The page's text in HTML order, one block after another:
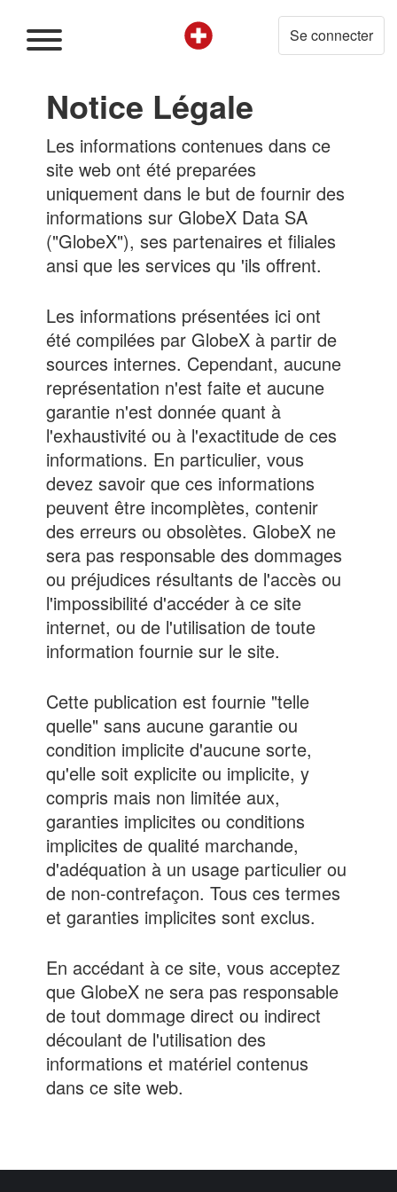
Se connecter
Notice Légale
Les informations contenues dans ce
site web ont été preparées
uniquement dans le but de fournir des
informations sur GlobeX Data SA
("GlobeX"), ses partenaires et filiales
ansi que les services qu 'ils offrent.
Les informations présentées ici ont
été compilées par GlobeX à partir de
sources internes. Cependant, aucune
représentation n'est faite et aucune
garantie n'est donnée quant à
l'exhaustivité ou à l'exactitude de ces
informations. En particulier, vous
devez savoir que ces informations
peuvent être incomplètes, contenir
des erreurs ou obsolètes. GlobeX ne
sera pas responsable des dommages
ou préjudices résultants de l'accès ou
l'impossibilité d'accéder à ce site
internet, ou de l'utilisation de toute
information fournie sur le site.
Cette publication est fournie "telle
quelle" sans aucune garantie ou
condition implicite d'aucune sorte,
qu'elle soit explicite ou implicite, y
compris mais non limitée aux,
garanties implicites ou conditions
implicites de qualité marchande,
d'adéquation à un usage particulier ou
de non-contrefaçon. Tous ces termes
et garanties implicites sont exclus.
En accédant à ce site, vous acceptez
que GlobeX ne sera pas responsable
de tout dommage direct ou indirect
découlant de l'utilisation des
informations et matériel contenus
dans ce site web.